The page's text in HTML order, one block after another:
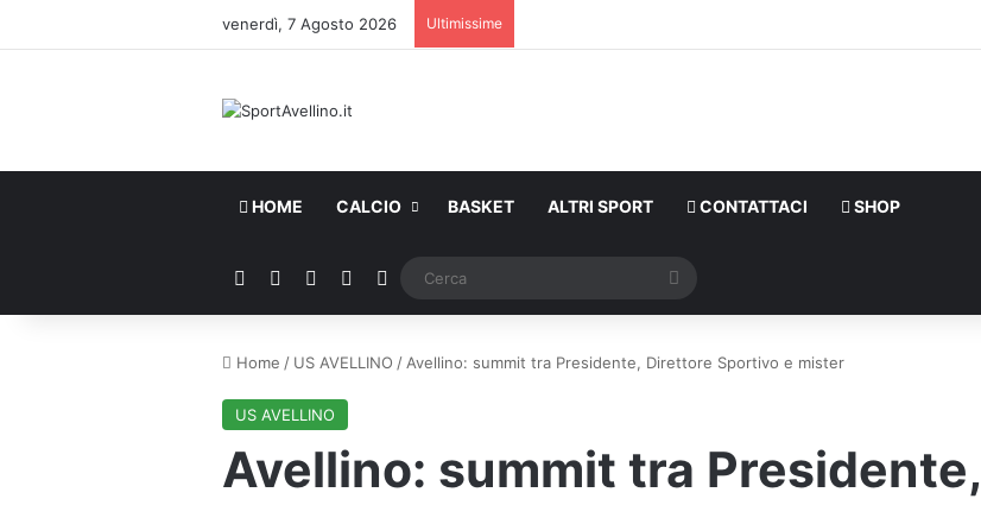
venerdì, 7 Agosto 2026 Ultimissime
HOME CALCIO BASKET ALTRI SPORT CONTATTACI SHOP
Facebook You TubeInstagram
WhatsApp Cerca
Home / US AVELLINO / Avellino: summit tra Presidente, Direttore Sportivo e mister
US AVELLINO
Avellino: summit tra Presidente,